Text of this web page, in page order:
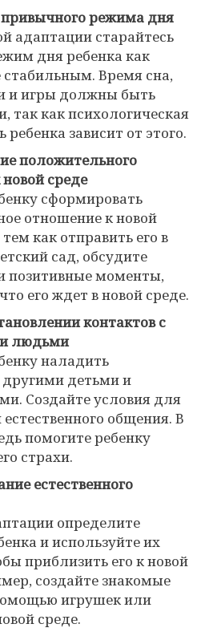
режима дня
адаптации старайтесь
дня ребенка как
Время сна,
и игры должны быть
так как психологическая
ребенка зависит от этого.
положительного
среде
сформировать
отношение к новой
как отправить его в
сад, обсудите
позитивные моменты,
его ждет в новой среде.
контактов с
людьми
наладить
детьми и
Создайте условия для
естественного общения. В
помогите ребенку
страхи.
естественного
определите
и используйте их
приблизить его к новой
создайте знакомые
игрушек или
среде.